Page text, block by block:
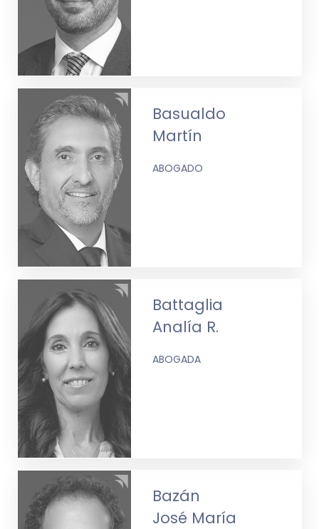
Basualdo
Martín
ABOGADO
Battaglia
Analía R.
ABOGADA
Bazán
José María